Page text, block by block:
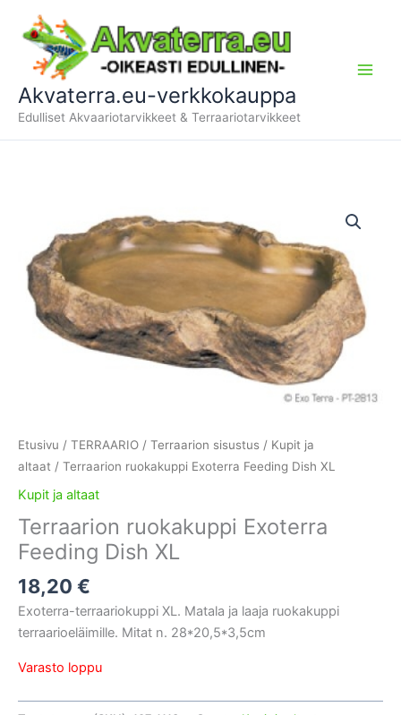
sisältöön
Akvaterra.eu-verkkokauppa
Edulliset Akvaariotarvikkeet & Terraariotarvikkeet
Etusivu / TERRAARIO / Terraarion sisustus / Kupit ja
altaat / Terraarion ruokakuppi Exoterra Feeding Dish XL
Kupit ja altaat
Terraarion ruokakuppi Exoterra
Feeding Dish XL
18,20 €
Exoterra-terraariokuppi XL. Matala ja laaja ruokakuppi
terraarioeläimille. Mitat n. 28*20,5*3,5cm
Varasto loppu